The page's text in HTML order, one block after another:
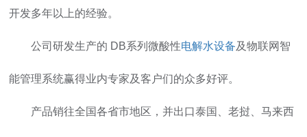
开发多年以上的经验。
公司研发生产的 DB系列微酸性电解水设备及物联网智
能管理系统赢得业内专家及客户们的众多好评。
产品销往全国各省市地区，并出口泰国、老挝、马来西